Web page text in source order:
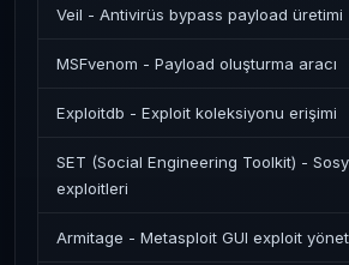
Veil - Antivirüs bypass payload üretimi
MSFvenom - Payload oluşturma aracı
Exploitdb - Exploit koleksiyonu erişimi
SET (Social Engineering Toolkit) -
exploitleri
Armitage - Metasploit GUI exploit